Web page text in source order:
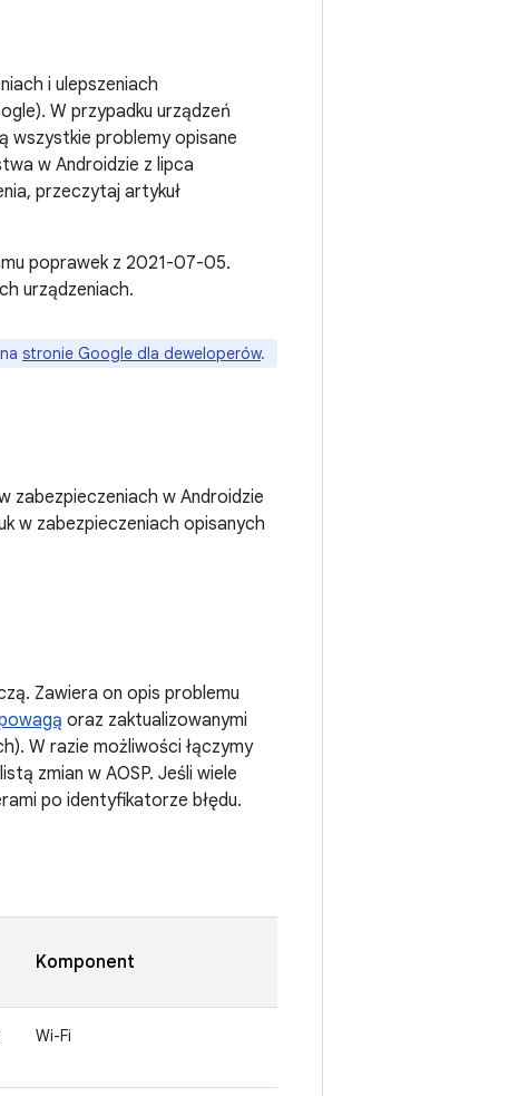
i ulepszeniach
W przypadku urządzeń
wszystkie problemy opisane
w Androidzie z lipca
przeczytaj artykuł
poprawek z 2021-07-05.
urządzeniach.
stronie Google dla deweloperów.
zabezpieczeniach w Androidzie
w zabezpieczeniach opisanych
Zawiera on opis problemu
oraz zaktualizowanymi
W razie możliwości łączymy
zmian w AOSP. Jeśli wiele
po identyfikatorze błędu.
Komponent
Wi-Fi